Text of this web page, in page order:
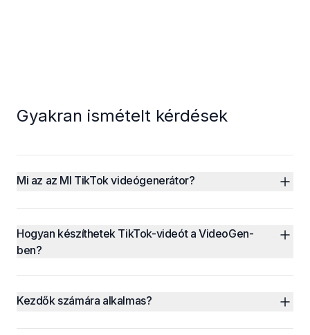
Gyakran ismételt kérdések
Mi az az MI TikTok videógenerátor?
Hogyan készíthetek TikTok-videót a VideoGen-
ben?
Kezdők számára alkalmas?